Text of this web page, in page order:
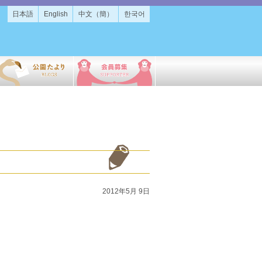
日本語 English 中文（簡） 한국어
2012年5月 9日